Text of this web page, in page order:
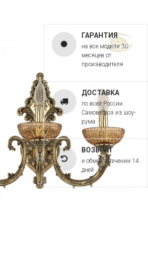
ГАРАНТИЯ
на все модели 30
месяцев от
производителя
ДОСТАВКА
по всей России.
Самовывоз из шоу-
рума
ВОЗВРАТ
и обмен в течении 14
дней